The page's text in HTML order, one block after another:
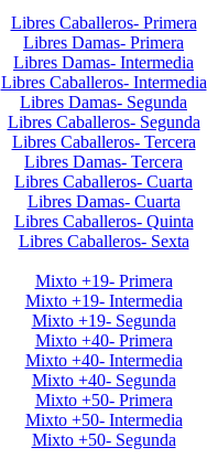
Libres Caballeros- Primera
Libres Damas- Primera
Libres Damas- Intermedia
Libres Caballeros- Intermedia
Libres Damas- Segunda
Libres Caballeros- Segunda
Libres Caballeros- Tercera
Libres Damas- Tercera
Libres Caballeros- Cuarta
Libres Damas- Cuarta
Libres Caballeros- Quinta
Libres Caballeros- Sexta
Mixto +19- Primera
Mixto +19- Intermedia
Mixto +19- Segunda
Mixto +40- Primera
Mixto +40- Intermedia
Mixto +40- Segunda
Mixto +50- Primera
Mixto +50- Intermedia
Mixto +50- Segunda